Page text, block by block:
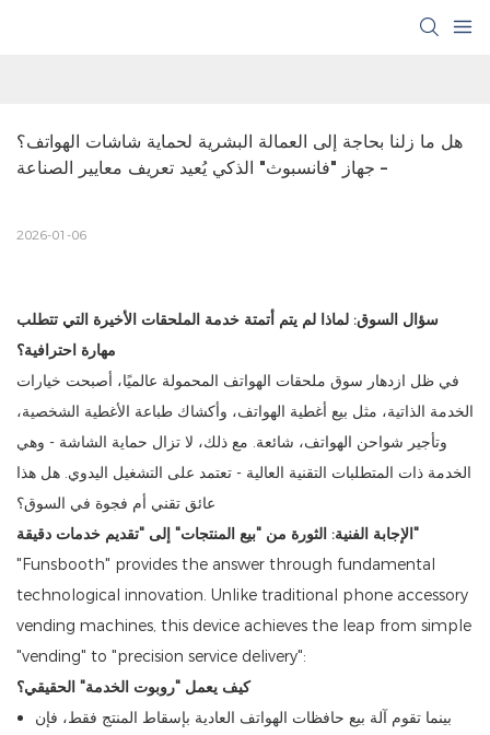
هل ما زلنا بحاجة إلى العمالة البشرية لحماية شاشات الهواتف؟
– جهاز "فانسبوث" الذكي يُعيد تعريف معايير الصناعة
2026-01-06
سؤال السوق: لماذا لم يتم أتمتة خدمة الملحقات الأخيرة التي تتطلب
مهارة احترافية؟
في ظل ازدهار سوق ملحقات الهواتف المحمولة عالميًا، أصبحت خيارات
الخدمة الذاتية، مثل بيع أغطية الهواتف، وأكشاك طباعة الأغطية الشخصية،
وتأجير شواحن الهواتف، شائعة. مع ذلك، لا تزال حماية الشاشة - وهي
الخدمة ذات المتطلبات التقنية العالية - تعتمد على التشغيل اليدوي. هل هذا
عائق تقني أم فجوة في السوق؟
الإجابة الفنية: الثورة من "بيع المنتجات" إلى "تقديم خدمات دقيقة"
"Funsbooth" provides the answer through fundamental
technological innovation. Unlike traditional phone accessory
vending machines, this device achieves the leap from simple
"vending" to "precision service delivery":
كيف يعمل "روبوت الخدمة" الحقيقي؟
بينما تقوم آلة بيع حافظات الهواتف العادية بإسقاط المنتج فقط، فإن